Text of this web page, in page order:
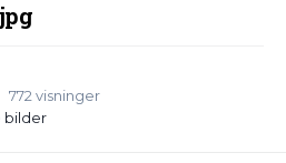
772 visninger
bilder